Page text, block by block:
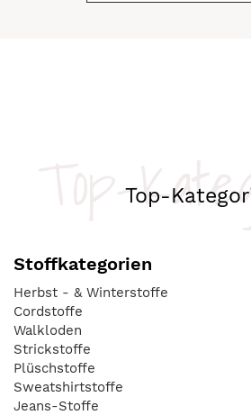
Top-
Top-
Stoffkategorien
Herbst - & Winterstoffe
Cordstoffe
Walkloden
Strickstoffe
Plüschstoffe
Sweatshirtstoffe
Jeans-Stoffe